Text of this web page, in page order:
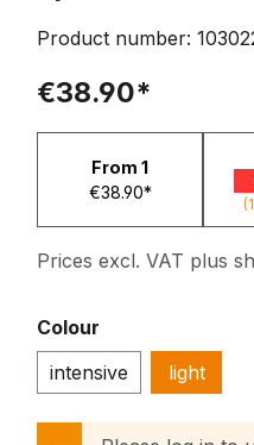
Product number:
€38.90*
From 1
€38.90*
Prices excl. VAT plus
Select
Colour
intensive
light